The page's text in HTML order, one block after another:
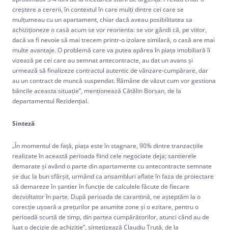
creștere a cererii, în contextul în care mulţi dintre cei care se
mulțumeau cu un apartament, chiar dacă aveau posibilitatea sa
achiziționeze o casă acum se vor reorienta: se vor gândi că, pe viitor,
dacă va fi nevoie să mai trecem printr-o izolare similară, o casă are mai
multe avantaje. O problemă care va putea apărea în piaţa imobiliară îi
vizează pe cei care au semnat antecontracte, au dat un avans şi
urmează să finalizeze contractul autentic de vânzare-cumpărare, dar
au un contract de muncă suspendat. Rămâne de văzut cum vor gestiona
băncile aceasta situație”, menţionează Cătălin Borsan, de la
departamentul Rezidenţial.
Sinteză
„În momentul de faţă, piaţa este în stagnare, 90% dintre tranzacţiile
realizate în această perioada fiind cele negociate deja; santierele
demarate şi având o parte din apartamente cu antecontracte semnate
se duc la bun sfârşit, urmând ca ansambluri aflate în faza de proiectare
să demareze în şantier în funcţie de calculele făcute de fiecare
dezvoltator în parte. După perioada de carantină, ne aşteptăm la o
corecţie uşoară a preţurilor pe anumite zone şi o ezitare, pentru o
perioadă scurtă de timp, din partea cumpărătorilor, atunci când au de
luat o decizie de achiziţie”, sintetizează Claudiu Truţă, de la